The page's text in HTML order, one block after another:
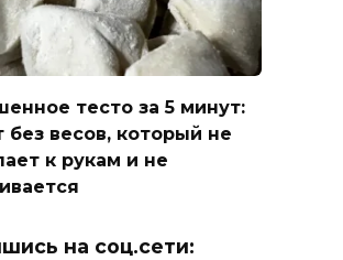
тесто за 5 минут:
без весов, который не
к рукам и не
на соц.сети: